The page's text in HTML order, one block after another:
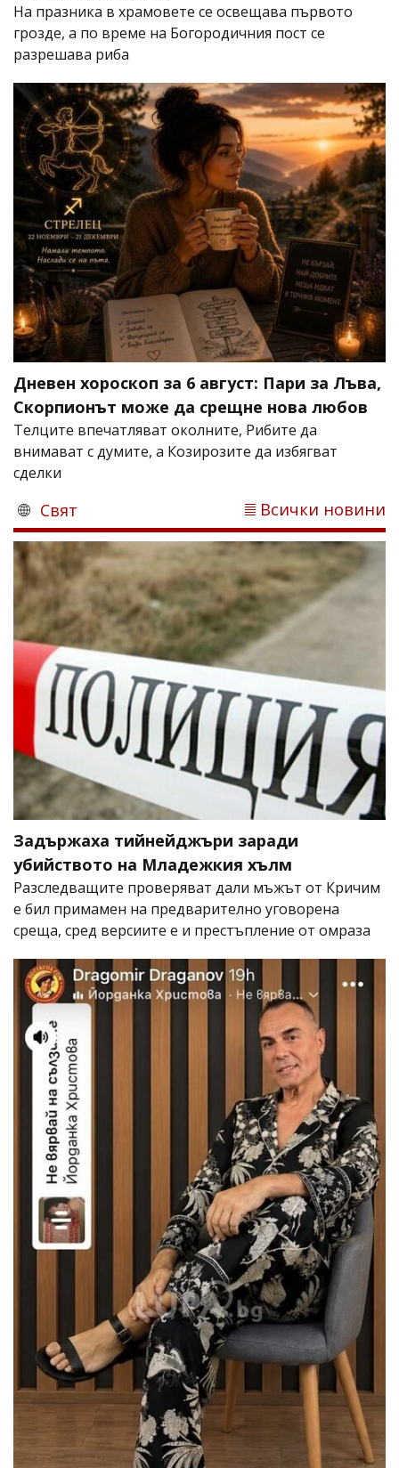
На празника в храмовете се освещава първото
грозде, а по време на Богородичния пост се
разрешава риба
Дневен хороскоп за 6 август: Пари за Лъва,
Скорпионът може да срещне нова любов
Телците впечатляват околните, Рибите да
внимават с думите, а Козирозите да избягват
сделки
Свят Всички новини
Задържаха тийнейджъри заради
убийството на Младежкия хълм
Разследващите проверяват дали мъжът от Кричим
е бил примамен на предварително уговорена
среща, сред версиите е и престъпление от омраза